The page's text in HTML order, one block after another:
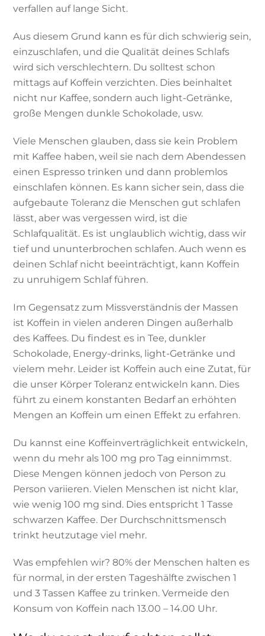
verfallen auf lange Sicht.
Aus diesem Grund kann es für dich schwierig sein,
einzuschlafen, und die Qualität deines Schlafs
wird sich verschlechtern. Du solltest schon
mittags auf Koffein verzichten. Dies beinhaltet
nicht nur Kaffee, sondern auch light-Getränke,
große Mengen dunkle Schokolade, usw.
Viele Menschen glauben, dass sie kein Problem
mit Kaffee haben, weil sie nach dem Abendessen
einen Espresso trinken und dann problemlos
einschlafen können. Es kann sicher sein, dass die
aufgebaute Toleranz die Menschen gut schlafen
lässt, aber was vergessen wird, ist die
Schlafqualität. Es ist unglaublich wichtig, dass wir
tief und ununterbrochen schlafen. Auch wenn es
deinen Schlaf nicht beeinträchtigt, kann Koffein
zu unruhigem Schlaf führen.
Im Gegensatz zum Missverständnis der Massen
ist Koffein in vielen anderen Dingen außerhalb
des Kaffees. Du findest es in Tee, dunkler
Schokolade, Energy-drinks, light-Getränke und
vielem mehr. Leider ist Koffein auch eine Zutat, für
die unser Körper Toleranz entwickeln kann. Dies
führt zu einem konstanten Bedarf an erhöhten
Mengen an Koffein um einen Effekt zu erfahren.
Du kannst eine Koffeinverträglichkeit entwickeln,
wenn du mehr als 100 mg pro Tag einnimmst.
Diese Mengen können jedoch von Person zu
Person variieren. Vielen Menschen ist nicht klar,
wie wenig 100 mg sind. Dies entspricht 1 Tasse
schwarzen Kaffee. Der Durchschnittsmensch
trinkt heutzutage viel mehr.
Was empfehlen wir? 80% der Menschen halten es
für normal, in der ersten Tageshälfte zwischen 1
und 3 Tassen Kaffee zu trinken. Vermeide den
Konsum von Koffein nach 13.00 – 14.00 Uhr.